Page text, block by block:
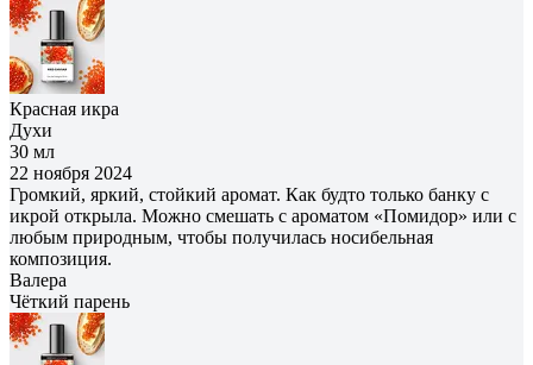
Красная икра
Духи
30 мл
22 ноября 2024
Громкий, яркий, стойкий аромат. Как будто только банку с
икрой открыла. Можно смешать с ароматом «Помидор» или с
любым природным, чтобы получилась носибельная
композиция.
Валера
Чёткий парень